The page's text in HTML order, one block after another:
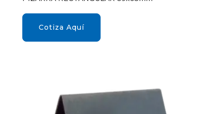
Cotiza Aquí